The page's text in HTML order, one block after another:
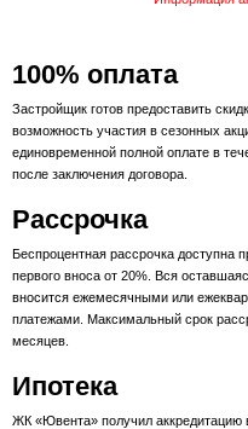
100% оплата
Застройщик готов предоставить
возможность участия в сезонных
единовременной полной оплате в
после заключения договора.
Рассрочка
Беспроцентная рассрочка доступна
первого вноса от 20%. Вся
вносится ежемесячными или
платежами. Максимальный срок
месяцев.
Ипотека
ЖК «Ювента» получил аккредитацию